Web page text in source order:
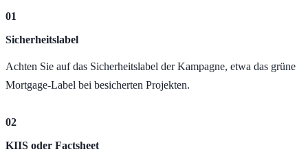
01
Sicherheitslabel
Achten Sie auf das Sicherheitslabel der Kampagne, etwa das grüne
Mortgage-Label bei besicherten Projekten.
02
KIIS oder Factsheet